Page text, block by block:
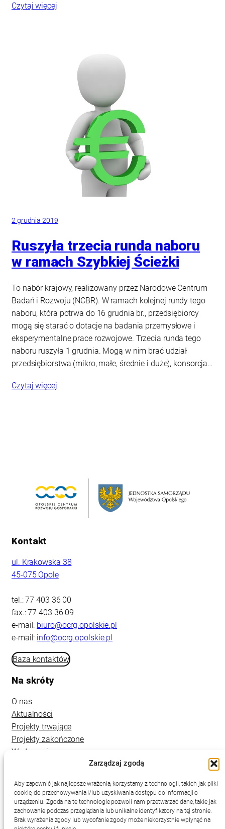
Zarządzaj zgodą
Aby zapewnić jak najlepsze wrażenia, korzystamy z technologii, takich jak pliki
cookie, do przechowywania i/lub uzyskiwania dostępu do informacji o
urządzeniu. Zgoda na te technologie pozwoli nam przetwarzać dane, takie jak
zachowanie podczas przeglądania lub unikalne identyfikatory na tej stronie.
Brak wyrażenia zgody lub wycofanie zgody może niekorzystnie wpłynąć na
Czytaj więcej
2 grudnia 2019
Ruszyła trzecia runda naboru
w ramach Szybkiej Ścieżki
To nabór krajowy, realizowany przez Narodowe Centrum
Badań i Rozwoju (NCBR). W ramach kolejnej rundy tego
naboru, która potrwa do 16 grudnia br., przedsiębiorcy
mogą się starać o dotacje na badania przemysłowe i
eksperymentalne prace rozwojowe. Trzecia runda tego
naboru ruszyła 1 grudnia. Mogą w nim brać udział
przedsiębiorstwa (mikro, małe, średnie i duże), konsorcja…
Czytaj więcej
Kontakt
ul. Krakowska 38
45-075 Opole
tel.: 77 403 36 00
fax.: 77 403 36 09
e-mail: biuro@ocrg.opolskie.pl
e-mail: info@ocrg.opolskie.pl
Baza kontaktów
Na skróty
O nas
Aktualności
Projekty trwające
Projekty zakończone
Wydarzenia